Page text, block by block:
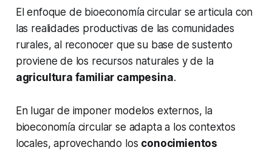
El enfoque de bioeconomía circular se articula con
las realidades productivas de las comunidades
rurales, al reconocer que su base de sustento
proviene de los recursos naturales y de la
agricultura familiar campesina.
En lugar de imponer modelos externos, la
bioeconomía circular se adapta a los contextos
locales, aprovechando los conocimientos